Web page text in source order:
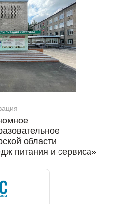
области
питания и сервиса»